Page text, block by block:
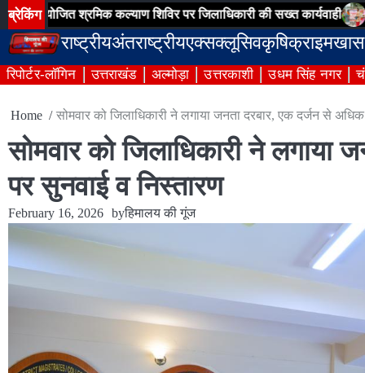
Skip
to
content
ब्रेकिंग
श्रमिक कल्याण शिविर पर जिलाधिकारी की सख्त कार्यवाही ऋषिकेश
राष्ट्रीयअंतराष्ट्रीयएक्सक्लूसिवकृषिक्राइम
रिपोर्टर-लॉगिन उत्तराखंड अल्मोड़ा उत्तरकाशी उधम सिंह नगर
Home सोमवार को जिलाधिकारी ने लगाया जनता दरबार, एक दर्जन से
सोमवार को जिलाधिकारी ने लगाया
पर सुनवाई व निस्तारण
February 16, 2026 byहिमालय की गूंज